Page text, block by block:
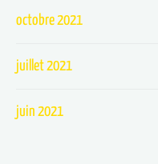
octobre 2021
juillet 2021
juin 2021